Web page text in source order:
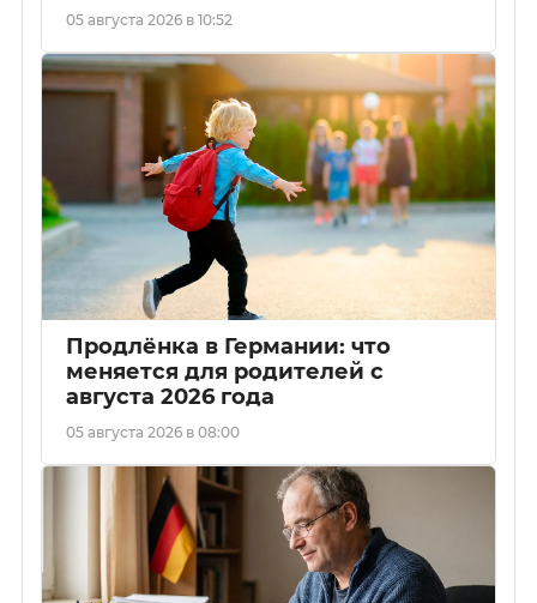
05 августа 2026 в 10:52
Продлёнка в Германии: что
меняется для родителей с
августа 2026 года
05 августа 2026 в 08:00